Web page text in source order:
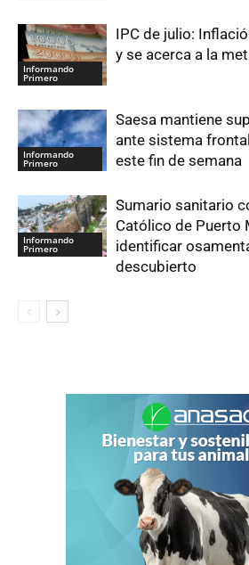
Informando
Primero
IPC de julio:
y se acerca a la
Informando
Primero
Saesa mantiene
ante sistema
este fin de semana
Informando
Primero
Sumario sanitario
Católico de Puerto
identificar
descubierto